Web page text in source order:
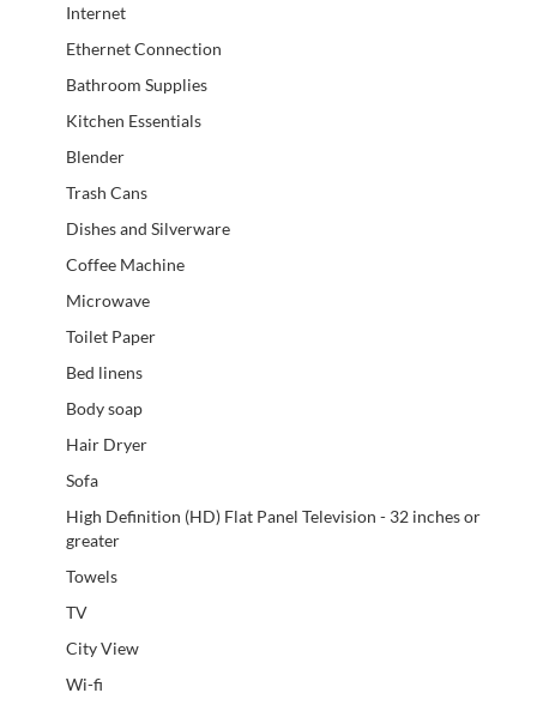
Internet
Ethernet Connection
Bathroom Supplies
Kitchen Essentials
Blender
Trash Cans
Dishes and Silverware
Coffee Machine
Microwave
Toilet Paper
Bed linens
Body soap
Hair Dryer
Sofa
High Definition (HD) Flat Panel Television - 32 inches or
greater
Towels
TV
City View
Wi-fi